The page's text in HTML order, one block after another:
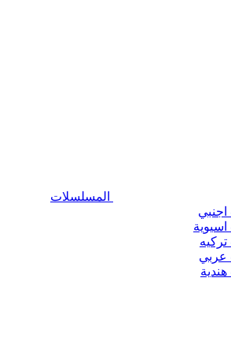
المسلسلات
عربي